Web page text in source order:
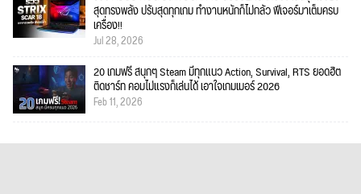
สุดทรงพลัง ปรับสุดทุกเกม ทำงานหนักก็ไม่กลัว ฟีเจอร์มาเต็มครบ
เครื่อง!!
Jul 28, 2026
20 เกมฟรี สนุกๆ Steam มีทุกแนว Action, Survival, RTS ยอดฮิต
ติดชาร์ท คอมไม่แรงก็เล่นได้ เอาใจเกมเมอร์ 2026
Feb 11, 2026